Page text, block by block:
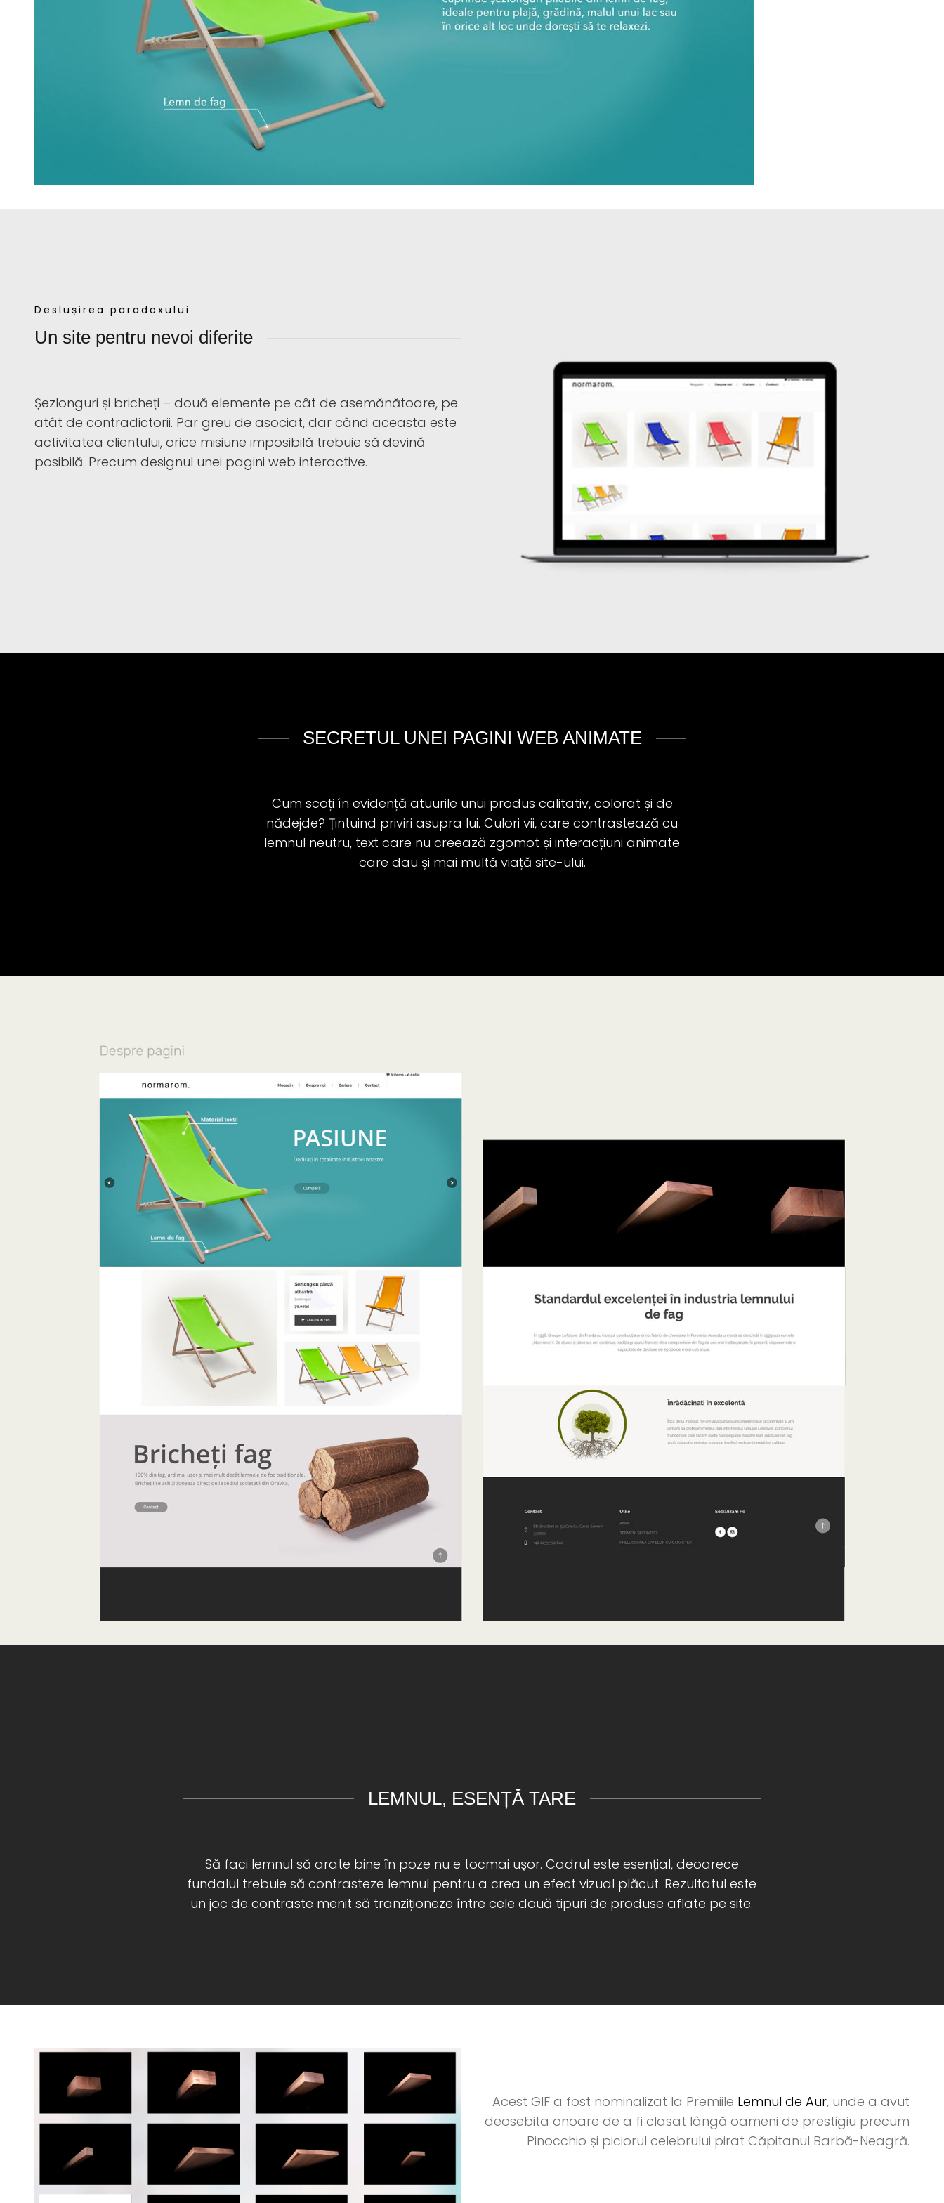
Deslușirea paradoxului
Un site pentru nevoi diferite
Șezlonguri și bricheți – două elemente pe cât de asemănătoare, pe
atât de contradictorii. Par greu de asociat, dar când aceasta este
activitatea clientului, orice misiune imposibilă trebuie să devină
posibilă. Precum designul unei pagini web interactive.
SECRETUL UNEI PAGINI WEB ANIMATE
Cum scoți în evidență atuurile unui produs calitativ, colorat și de
nădejde? Țintuind priviri asupra lui. Culori vii, care contrastează cu
lemnul neutru, text care nu creează zgomot și interacțiuni animate
care dau și mai multă viață site-ului.
LEMNUL, ESENȚĂ TARE
Să faci lemnul să arate bine în poze nu e tocmai ușor. Cadrul este esențial, deoarece
fundalul trebuie să contrasteze lemnul pentru a crea un efect vizual plăcut. Rezultatul este
un joc de contraste menit să tranziționeze între cele două tipuri de produse aflate pe site.
Acest GIF a fost nominalizat la Premiile Lemnul de Aur, unde a avut
deosebita onoare de a fi clasat lângă oameni de prestigiu precum
Pinocchio și piciorul celebrului pirat Căpitanul Barbă-Neagră.